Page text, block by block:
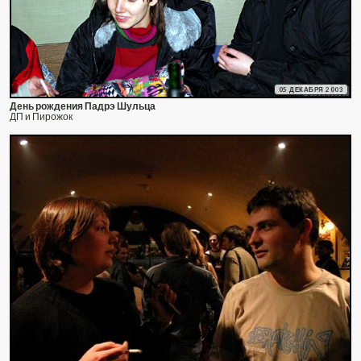
05 ДЕКАБРЯ 2003
День рождения Падрэ Шульца
ДП и Пирожок